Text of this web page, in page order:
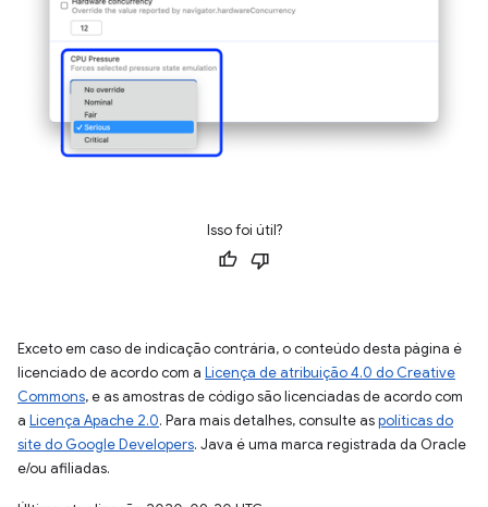
Isso foi útil?
Exceto em caso de indicação contrária, o conteúdo desta página é
licenciado de acordo com a Licença de atribuição 4.0 do Creative
Commons, e as amostras de código são licenciadas de acordo com
a Licença Apache 2.0. Para mais detalhes, consulte aspolíticas do
site do Google Developers. Java é uma marca registrada da Oracle
e/ou afiliadas.